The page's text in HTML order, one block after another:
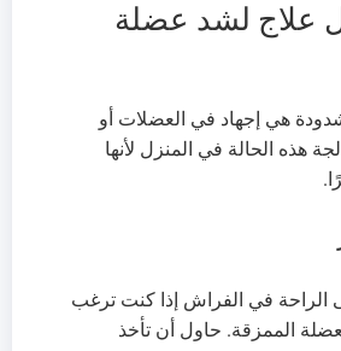
علاج لشد عضلة
هي إجهاد في العضلات أو
هذه الحالة في المنزل لأنها
الراحة في الفراش إذا كنت ترغب
الممزقة. حاول أن تأخذ